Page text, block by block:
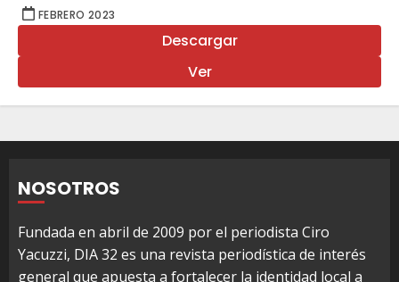
FEBRERO 2023
Descargar
Ver
NOSOTROS
Fundada en abril de 2009 por el periodista Ciro
Yacuzzi, DIA 32 es una revista periodística de interés
general que apuesta a fortalecer la identidad local a